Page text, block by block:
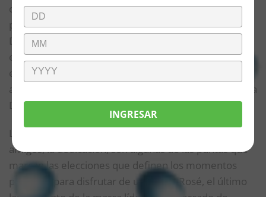
INGRESAR
campañaElegir, la cual tuvo lugar en los medios por
primera vez en agosto de este añocon el tenista
Diego “Peque” Schwartzman como protagonista. En
esta segunda etapa, el embajador que la representa
es el astro del polo mundial, orgullo del deporte
argentino, Adolfo Cambiaso, capitán y referente de La
Dolfina Polo Team.
La pertenencia, las raíces, el tiempo compartido con
amigos, la dedicación; son algunas de las puntas que
marcan las elecciones que definen los momentos
propicios para disfrutar de una 1888 Rosé, el último